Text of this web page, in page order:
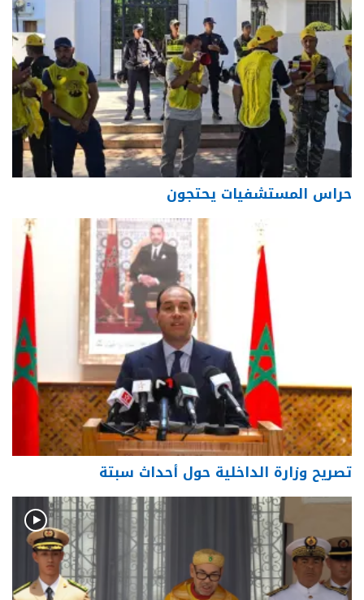
حراس المستشفيات يحتجون
تصريح وزارة الداخلية حول أحداث سبتة